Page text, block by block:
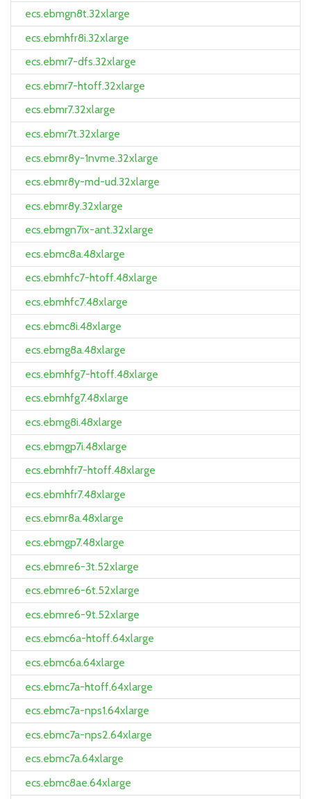
ecs.ebmgn8t.32xlarge
ecs.ebmhfr8i.32xlarge
ecs.ebmr7-dfs.32xlarge
ecs.ebmr7-htoff.32xlarge
ecs.ebmr7.32xlarge
ecs.ebmr7t.32xlarge
ecs.ebmr8y-1nvme.32xlarge
ecs.ebmr8y-md-ud.32xlarge
ecs.ebmr8y.32xlarge
ecs.ebmgn7ix-ant.32xlarge
ecs.ebmc8a.48xlarge
ecs.ebmhfc7-htoff.48xlarge
ecs.ebmhfc7.48xlarge
ecs.ebmc8i.48xlarge
ecs.ebmg8a.48xlarge
ecs.ebmhfg7-htoff.48xlarge
ecs.ebmhfg7.48xlarge
ecs.ebmg8i.48xlarge
ecs.ebmgp7i.48xlarge
ecs.ebmhfr7-htoff.48xlarge
ecs.ebmhfr7.48xlarge
ecs.ebmr8a.48xlarge
ecs.ebmgp7.48xlarge
ecs.ebmre6-3t.52xlarge
ecs.ebmre6-6t.52xlarge
ecs.ebmre6-9t.52xlarge
ecs.ebmc6a-htoff.64xlarge
ecs.ebmc6a.64xlarge
ecs.ebmc7a-htoff.64xlarge
ecs.ebmc7a-nps1.64xlarge
ecs.ebmc7a-nps2.64xlarge
ecs.ebmc7a.64xlarge
ecs.ebmc8ae.64xlarge